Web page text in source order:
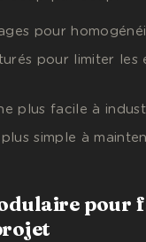
pour
pour limiter les
plus facile à
simple à
pour